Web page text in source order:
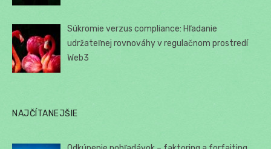
Súkromie verzus compliance: Hľadanie
udržateľnej rovnováhy v regulačnom prostredí
Web3
NAJČÍTANEJŠIE